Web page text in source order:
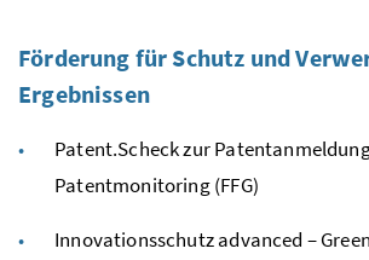
Förderung für Schutz und
Ergebnissen
Patent.Scheck zur
Patentmonitoring (FFG)
Innovationsschutzadvanced –